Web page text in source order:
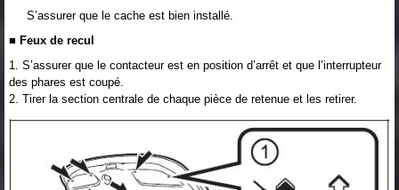
S’assurer que le cache est bien installé.
■ Feux de recul
1. S’assurer que le contacteur est en position d’arrêt et que l’interrupteur
des phares est coupé.
2. Tirer la section centrale de chaque pièce de retenue et les retirer.